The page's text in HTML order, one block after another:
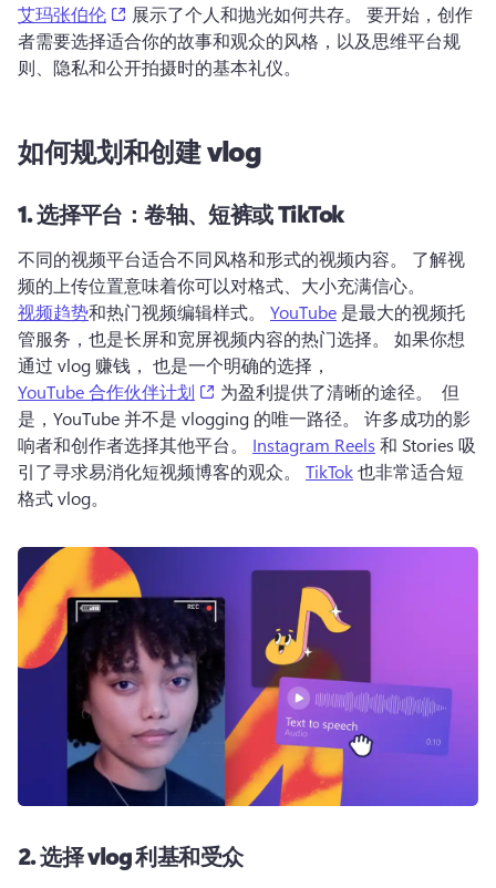
艾玛张伯伦
(opens in a new tab)
展示了个人和抛光如何共存。 要开始，创作
者需要选择适合你的故事和观众的风格，以及思维平台规
则、隐私和公开拍摄时的基本礼仪。
如何规划和创建 vlog
1.选择平台：卷轴、短裤或 TikTok
不同的视频平台适合不同风格和形式的视频内容。 了解视
频的上传位置意味着你可以对格式、大小充满信心。
视频趋势和热门视频编辑样式。 YouTube 是最大的视频托
管服务，也是长屏和宽屏视频内容的热门选择。 如果你想
通过 vlog 赚钱， 也是一个明确的选择，
YouTube 合作伙伴计划
(opens in a new tab)
为盈利提供了清晰的途径。
但
是，YouTube 并不是 vlogging 的唯一路径。 许多成功的影
响者和创作者选择其他平台。 Instagram Reels 和 Stories 吸
引了寻求易消化短视频博客的观众。 TikTok 也非常适合短
格式 vlog。
2.选择 vlog 利基和受众